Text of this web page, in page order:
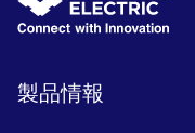
製品情報